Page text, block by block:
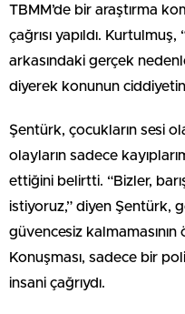
TBMM’de bir araştırma
çağrısı yapıldı.
arkasındaki gerçek
diyerek konunun
Şentürk, çocukların sesi
olayların sadece
ettiğini belirtti. “Bizler,
istiyoruz,” diyen Şentürk,
güvencesiz
Konuşması, sadece bir
insani çağrıydı.